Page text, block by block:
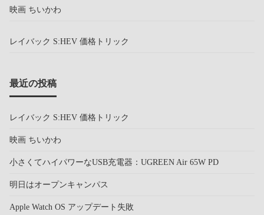
映画 ちいかわ
レイバック S:HEV 価格トリック
最近の投稿
レイバック S:HEV 価格トリック
映画 ちいかわ
小さくてハイパワーなUSB充電器：UGREEN Air 65W PD
明日はオープンキャンパス
Apple Watch OS アップデート失敗